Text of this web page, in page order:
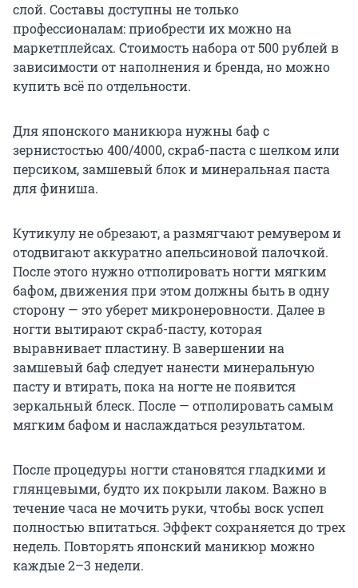
слой. Составы доступны не только
профессионалам: приобрести их можно на
маркетплейсах. Стоимость набора от 500 рублей в
зависимости от наполнения и бренда, но можно
купить всё по отдельности.
Для японского маникюра нужны баф с
зернистостью 400/4000, скраб-паста с шелком или
персиком, замшевый блок и минеральная паста
для финиша.
Кутикулу не обрезают, а размягчают ремувером и
отодвигают аккуратно апельсиновой палочкой.
После этого нужно отполировать ногти мягким
бафом, движения при этом должны быть в одну
сторону — это уберет микронеровности. Далее в
ногти вытирают скраб-пасту, которая
выравнивает пластину. В завершении на
замшевый баф следует нанести минеральную
пасту и втирать, пока на ногте не появится
зеркальный блеск. После — отполировать самым
мягким бафом и наслаждаться результатом.
После процедуры ногти становятся гладкими и
глянцевыми, будто их покрыли лаком. Важно в
течение часа не мочить руки, чтобы воск успел
полностью впитаться. Эффект сохраняется до трех
недель. Повторять японский маникюр можно
каждые 2–3 недели.